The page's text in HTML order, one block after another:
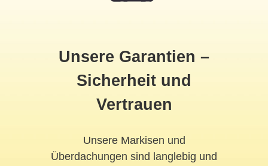
Unsere Garantien –
Sicherheit und
Vertrauen
Unsere Markisen und
Überdachungen sind langlebig und